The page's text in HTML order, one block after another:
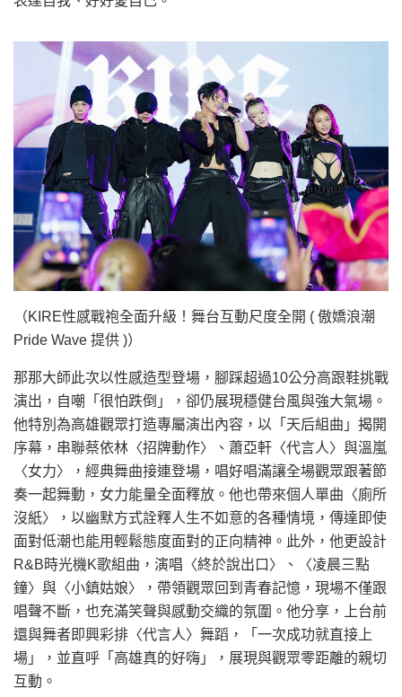
（KIRE性感戰袍全面升級！舞台互動尺度全開 ( 傲嬌浪潮
Pride Wave 提供 )）
那那大師此次以性感造型登場，腳踩超過10公分高跟鞋挑戰
演出，自嘲「很怕跌倒」，卻仍展現穩健台風與強大氣場。
他特別為高雄觀眾打造專屬演出內容，以「天后組曲」揭開
序幕，串聯蔡依林〈招牌動作〉、蕭亞軒〈代言人〉與溫嵐
〈女力〉，經典舞曲接連登場，唱好唱滿讓全場觀眾跟著節
奏一起舞動，女力能量全面釋放。他也帶來個人單曲〈廁所
沒紙〉，以幽默方式詮釋人生不如意的各種情境，傳達即使
面對低潮也能用輕鬆態度面對的正向精神。此外，他更設計
R&B時光機K歌組曲，演唱〈終於說出口〉、〈凌晨三點
鐘〉與〈小鎮姑娘〉，帶領觀眾回到青春記憶，現場不僅跟
唱聲不斷，也充滿笑聲與感動交織的氛圍。他分享，上台前
還與舞者即興彩排〈代言人〉舞蹈，「一次成功就直接上
場」，並直呼「高雄真的好嗨」，展現與觀眾零距離的親切
互動。